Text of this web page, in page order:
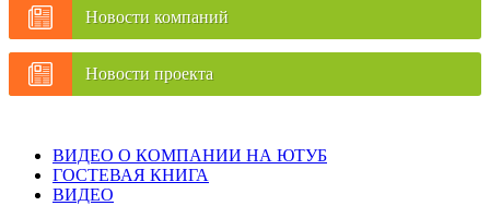
Новости компаний
Новости проекта
ВИДЕО О КОМПАНИИ НА ЮТУБ
ГОСТЕВАЯ КНИГА
ВИДЕО